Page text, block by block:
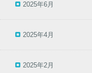
2025年6月
2025年4月
2025年2月